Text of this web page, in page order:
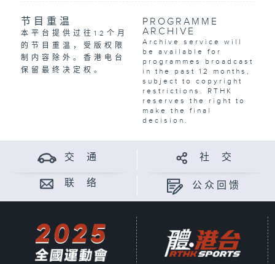
节目重温
本平台提供过往12个月
的节目重温，受版权限
制内容除外。香港电台
保留最终决定权。
PROGRAMME
ARCHIVE
Archive service will
be available for
programmes broadcast
in the past 12 months,
subject to copyright
restrictions. RTHK
reserves the right to
make the final
decision.
交 通 社 交
联 络 公众回馈